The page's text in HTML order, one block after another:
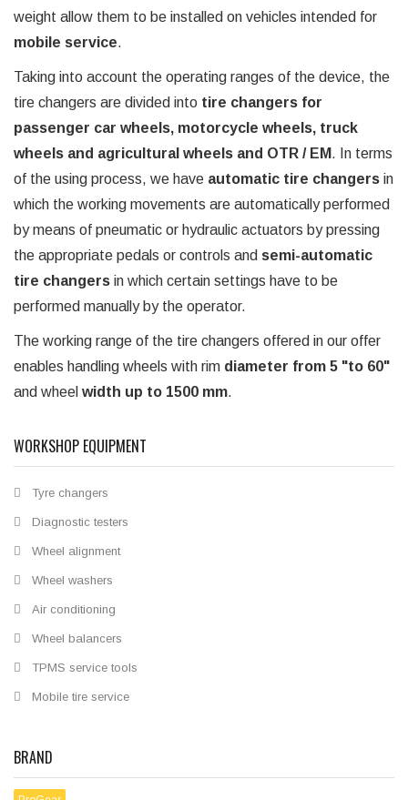
weight allow them to be installed on vehicles intended for
mobile service.
Taking into account the operating ranges of the device, the
tire changers are divided into tire changers for
passenger car wheels, motorcycle wheels, truck
wheels and agricultural wheels and OTR / EM . In terms
of the using process, we have automatic tire changers in
which the working movements are automatically performed
by means of pneumatic or hydraulic actuators by pressing
the appropriate pedals or controls and semi-automatic
tire changers in which certain settings have to be
performed manually by the operator.
The working range of the tire changers offered in our offer
enables handling wheels with rim diameter from 5 "to 60"
and wheel width up to 1500 mm.
WORKSHOP EQUIPMENT
Tyre changers
Diagnostic testers
Wheel alignment
Wheel washers
Air conditioning
Wheel balancers
TPMS service tools
Mobile tire service
BRAND